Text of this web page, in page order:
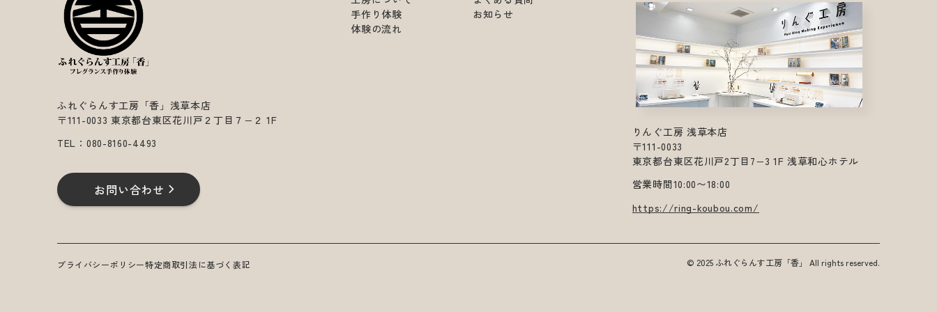
ふれぐらんす工房「香」浅草本店
〒111-0033 東京都台東区花川戸２丁目７−２ 1F
TEL： 080-8160-4493
お問い合わせ
手作り体験
体験の流れ
お知らせ
りんぐ工房 浅草本店
〒111-0033
東京都台東区花川戸2丁目7−3 1F 浅草和心ホテル
営業時間10:00〜18:00
https://ring-koubou.com/
プライバシーポリシー特定商取引法に基づく表記 © 2025 ふれぐらんす工房「香」 All rights reserved.